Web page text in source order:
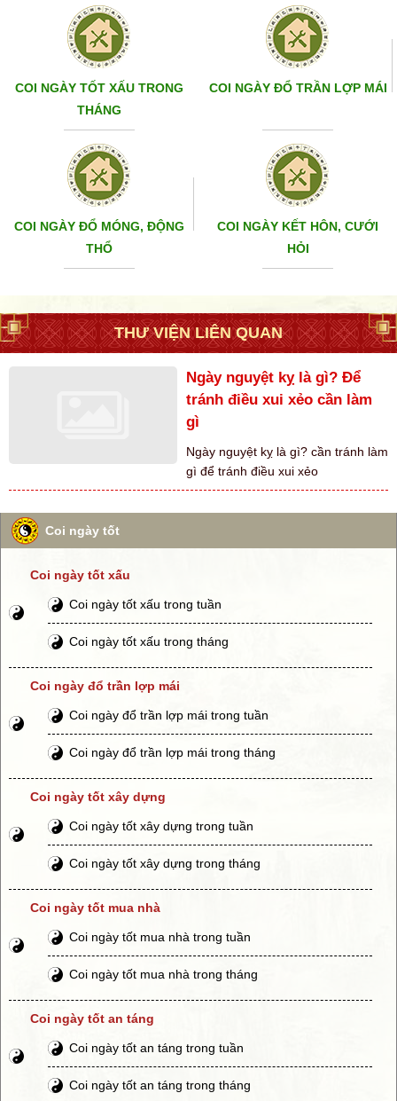
COI NGÀY TỐT XẤU TRONG
THÁNG
COI NGÀY ĐỔ TRẦN LỢP MÁI
COI NGÀY ĐỔ MÓNG, ĐỘNG
THỔ
COI NGÀY KẾT HÔN, CƯỚI
HỎI
THƯ VIỆN LIÊN QUAN
Ngày nguyệt kỵ là gì? Để
tránh điều xui xẻo cần làm
gì
Ngày nguyệt kỵ là gì? cần tránh làm
gì để tránh điều xui xẻo
Coi ngày tốt
Coi ngày tốt xấu
Coi ngày tốt xấu trong tuần
Coi ngày tốt xấu trong tháng
Coi ngày đổ trần lợp mái
Coi ngày đổ trần lợp mái trong tuần
Coi ngày đổ trần lợp mái trong tháng
Coi ngày tốt xây dựng
Coi ngày tốt xây dựng trong tuần
Coi ngày tốt xây dựng trong tháng
Coi ngày tốt mua nhà
Coi ngày tốt mua nhà trong tuần
Coi ngày tốt mua nhà trong tháng
Coi ngày tốt an táng
Coi ngày tốt an táng trong tuần
Coi ngày tốt an táng trong tháng